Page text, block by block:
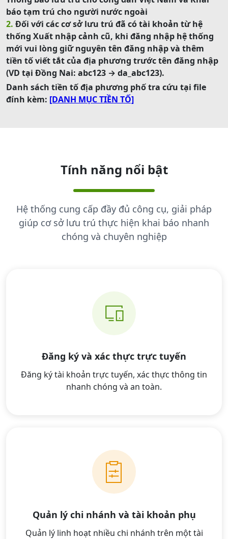
báo tạm trú cho người nước ngoài
2. Đối với các cơ sở lưu trú đã có tài khoản từ hệ
thống Xuất nhập cảnh cũ, khi đăng nhập hệ thống
mới vui lòng giữ nguyên tên đăng nhập và thêm
tiền tố viết tắt của địa phương trước tên đăng nhập
(VD tại Đồng Nai: abc123 → da_abc123).
Danh sách tiền tố địa phương phố tra cứu tại file
đính kèm: [DANH MỤC TIỀN TỐ]
Tính năng nổi bật
Hệ thống cung cấp đầy đủ công cụ, giải pháp
giúp cơ sở lưu trú thực hiện khai báo nhanh
chóng và chuyên nghiệp
Đăng ký và xác thực trực tuyến
Đăng ký tài khoản trực tuyến, xác thực thông tin
nhanh chóng và an toàn.
Quản lý chi nhánh và tài khoản phụ
Quản lý linh hoạt nhiều chi nhánh trên một tài